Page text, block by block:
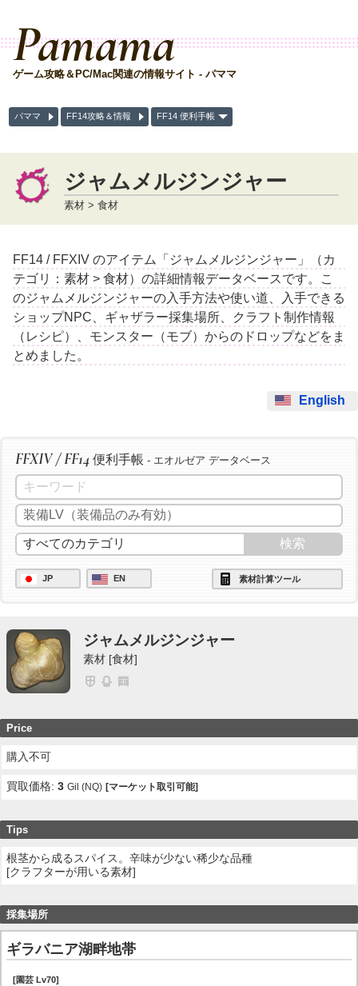
Pamama
ゲーム攻略＆PC/Mac関連の情報サイト - パママ
パママ FF14攻略＆情報 FF14 便利手帳
ジャムメルジンジャー
素材 > 食材
FF14 / FFXIV のアイテム「ジャムメルジンジャー」（カ
テゴリ：素材 > 食材）の詳細情報データベースです。こ
のジャムメルジンジャーの入手方法や使い道、入手できる
ショップNPC、ギャザラー採集場所、クラフト制作情報
（レシピ）、モンスター（モブ）からのドロップなどをま
とめました。
English
FFXIV / FF14 便利手帳 - エオルゼア データベース
JP EN 素材計算ツール
ジャムメルジンジャー
素材 [食材]
Price
購入不可
買取価格:3 Gil (NQ) [マーケット取引可能]
Tips
根茎から成るスパイス。辛味が少ない稀少な品種
[クラフターが用いる素材]
採集場所
ギラバニア湖畔地帯
[園芸 Lv70]